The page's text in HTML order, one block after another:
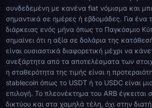
συνδεδεμένη με κανένα fiat νόμισμα και
σημαντικά σε ημέρες ή εβδομάδες. Για ένα
διάρκειας ενός μήνα όπως το Παγκόσμιο
σημαίνει ότι η αξία σε δολάρια της
είναι ουσιαστικά διαφορετική μέχρι να
ανεξάρτητα από τα αποτελέσματα των
η σταθερότητα της τιμής είναι η
stablecoin όπως το USDT ή το USDC είναι
επιλογή. Το πλεονέκτημα του ARB έγκειται
δικτύου και στα χαμηλά τέλη, όχι στην